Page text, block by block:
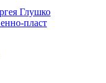
Глушко
пласт